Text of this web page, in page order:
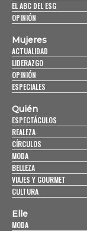
EL ABC DEL ESG
OPINIÓN
Mujeres
ACTUALIDAD
LIDERAZGO
OPINIÓN
ESPECIALES
Quién
ESPECTÁCULOS
REALEZA
CÍRCULOS
MODA
BELLEZA
VIAJES Y GOURMET
CULTURA
Elle
MODA